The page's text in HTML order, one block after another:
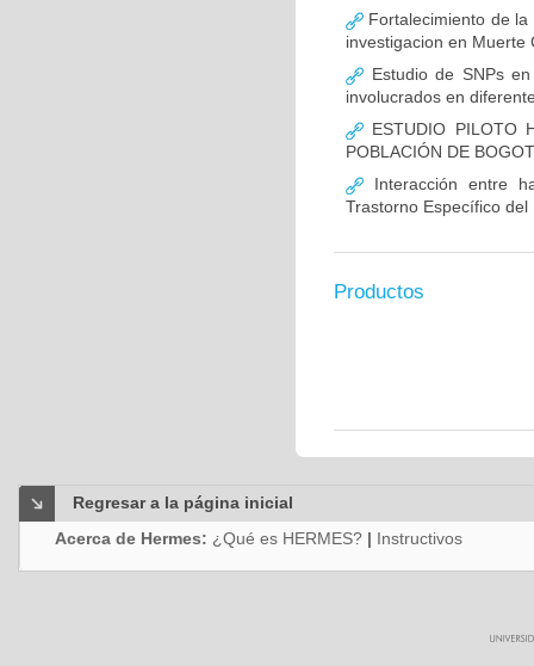
Fortalecimiento de la
investigacion en Muerte
Estudio de SNPs
involucrados en
ESTUDIO PILOTO
POBLACIÓN DE
Interacción entre
Trastorno Específico del
Productos
Regresar a la página inicial
Acerca de Hermes: ¿Qué es HERMES? | Instructivos